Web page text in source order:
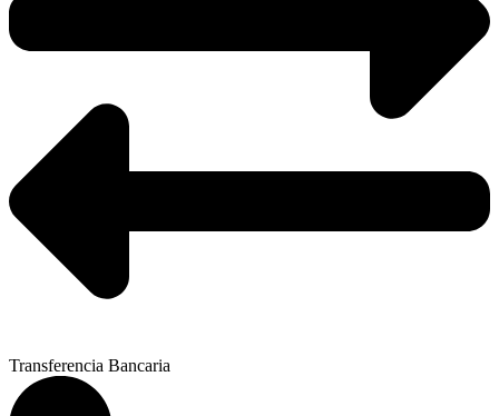
Transferencia Bancaria